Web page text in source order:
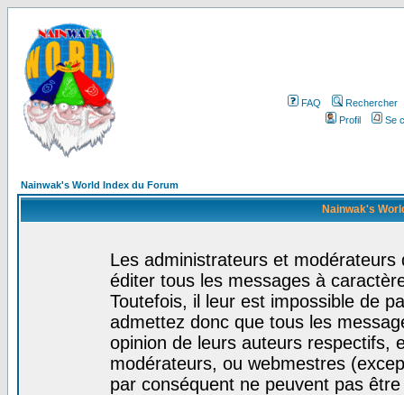
FAQ
Rechercher
Profil
Se
Nainwak's World Index du Forum
Nainwak's
Les administrateurs et
éditer tous les messages à
Toutefois, il leur est impossible de
admettez donc que tous les
opinion de leurs auteurs respectifs,
modérateurs, ou webmestres
par conséquent ne peuvent pas